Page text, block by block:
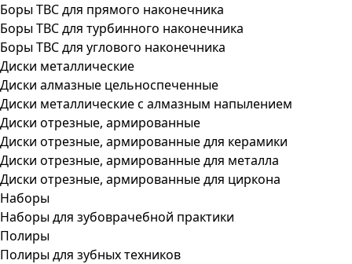
Боры ТВС для прямого наконечника
Боры ТВС для турбинного наконечника
Боры ТВС для углового наконечника
Диски металлические
Диски алмазные цельноспеченные
Диски металлические с алмазным напылением
Диски отрезные, армированные
Диски отрезные, армированные для керамики
Диски отрезные, армированные для металла
Диски отрезные, армированные для циркона
Наборы
Наборы для зубоврачебной практики
Полиры
Полиры для зубных техников